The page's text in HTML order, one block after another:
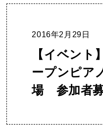
2016年2月29日
【イベント
ープンピア
場 参加者募